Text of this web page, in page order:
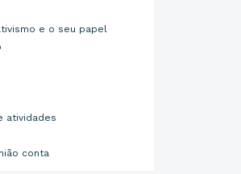
e o seu papel
atividades
conta